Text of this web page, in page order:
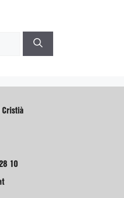
Cristià
10